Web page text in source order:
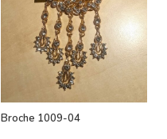
Broche 1009-04